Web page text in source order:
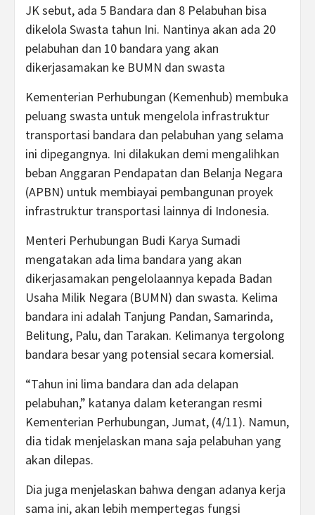
JK sebut, ada 5 Bandara dan 8 Pelabuhan bisa
dikelola Swasta tahun Ini. Nantinya akan ada 20
pelabuhan dan 10 bandara yang akan
dikerjasamakan ke BUMN dan swasta
Kementerian Perhubungan (Kemenhub) membuka
peluang swasta untuk mengelola infrastruktur
transportasi bandara dan pelabuhan yang selama
ini dipegangnya. Ini dilakukan demi mengalihkan
beban Anggaran Pendapatan dan Belanja Negara
(APBN) untuk membiayai pembangunan proyek
infrastruktur transportasi lainnya di Indonesia.
Menteri Perhubungan Budi Karya Sumadi
mengatakan ada lima bandara yang akan
dikerjasamakan pengelolaannya kepada Badan
Usaha Milik Negara (BUMN) dan swasta. Kelima
bandara ini adalah Tanjung Pandan, Samarinda,
Belitung, Palu, dan Tarakan. Kelimanya tergolong
bandara besar yang potensial secara komersial.
“Tahun ini lima bandara dan ada delapan
pelabuhan,” katanya dalam keterangan resmi
Kementerian Perhubungan, Jumat, (4/11). Namun,
dia tidak menjelaskan mana saja pelabuhan yang
akan dilepas.
Dia juga menjelaskan bahwa dengan adanya kerja
sama ini, akan lebih mempertegas fungsi